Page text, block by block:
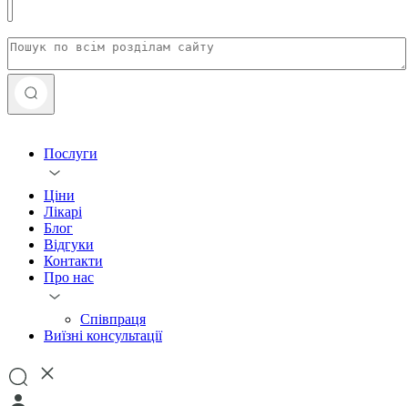
Послуги
Ціни
Лікарі
Блог
Відгуки
Контакти
Про нас
Співпраця
Виїзні консультації